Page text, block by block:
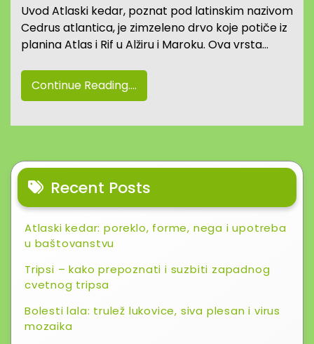
Uvod Atlaski kedar, poznat pod latinskim nazivom
Cedrus atlantica, je zimzeleno drvo koje potiče iz
planina Atlas i Rif u Alžiru i Maroku. Ova vrsta…
Continue Reading....
Recent Posts
Atlaski kedar: poreklo, forme, nega i upotreba
u baštovanstvu
Tripsi – kako prepoznati i suzbiti zapadnog
cvetnog tripsa
Bolesti lala: trulež lukovice, siva plesan i virus
mozaika